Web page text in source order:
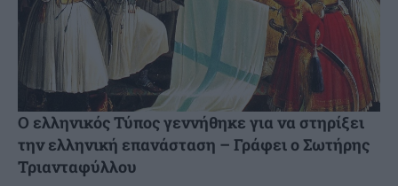
Ο ελληνικός Τύπος γεννήθηκε για να στηρίξει
την ελληνική επανάσταση – Γράφει ο Σωτήρης
Τριανταφύλλου